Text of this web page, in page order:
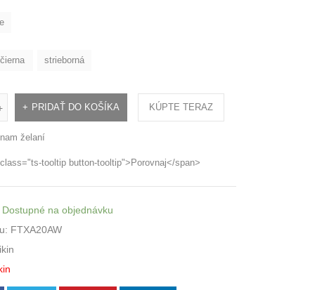
čierna strieborná
PRIDAŤ DO KOŠÍKA KÚPTE TERAZ
želaní
tooltip button-tooltip">Porovnaj</span>
Dostupné na objednávku
FTXA20AW